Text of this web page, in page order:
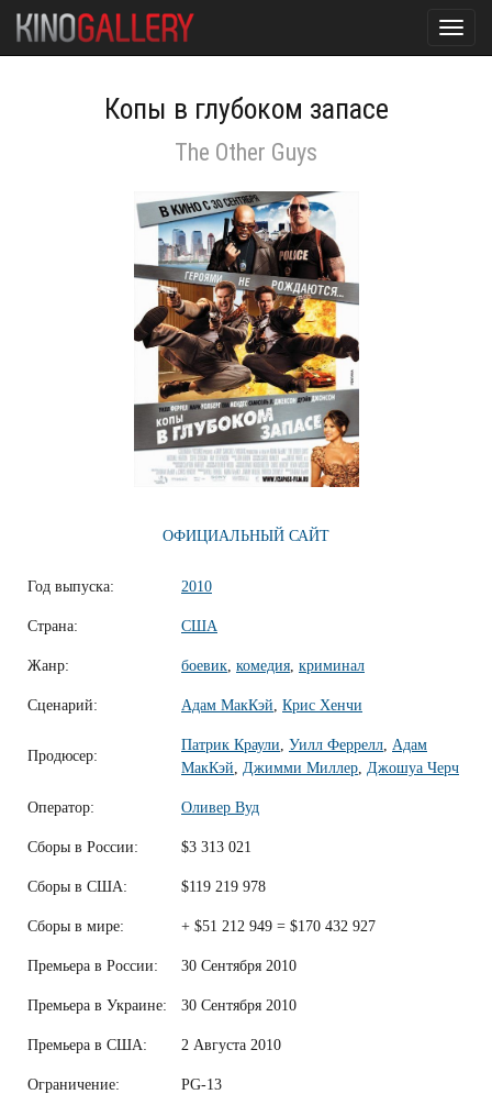
Копы в глубоком запасе
The Other Guys
ОФИЦИАЛЬНЫЙ САЙТ
Год выпуска: 2010
Страна: США
Жанр: боевик комедия криминал
Сценарий: Адам МакКэй Крис Хенчи
Продюсер:
Патрик Краули Уилл Феррелл Адам
МакКэй
Джимми Миллер Джошуа Черч
Оператор: Оливер Вуд
Сборы в России: $3 313 021
Сборы в США: $119 219 978
Сборы в мире: + $51 212 949 = $170 432 927
Премьера в России: 30 Сентября 2010
Премьера в Украине: 30 Сентября 2010
Премьера в США: 2 Августа 2010
Ограничение: PG-13